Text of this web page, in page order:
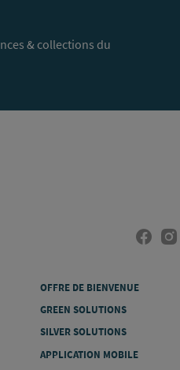
& collections du
OFFRE DE BIENVENUE
GREEN SOLUTIONS
SILVER SOLUTIONS
APPLICATION MOBILE